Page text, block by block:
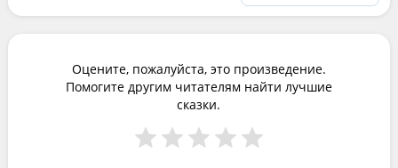
Оцените, пожалуйста, это произведение.
Помогите другим читателям найти лучшие
сказки.